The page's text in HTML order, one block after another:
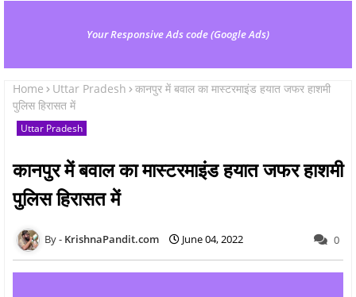
Your Responsive Ads code (Google Ads)
Home Uttar Pradesh
कानपुर में बवाल का मास्टरमाइंड हयात जफर हाशमी
पुलिस हिरासत में
Uttar Pradesh
कानपुर में बवाल का मास्टरमाइंड हयात जफर हाशमी
पुलिस हिरासत में
KrishnaPandit.com June 04, 2022 0